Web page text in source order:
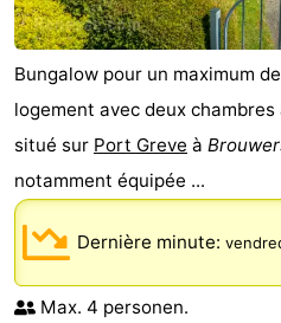
Bungalow pour un maximum
logement avec deux
situé sur Port Greve à
notamment équipée ...
Dernière minute:
Max. 4 personen.